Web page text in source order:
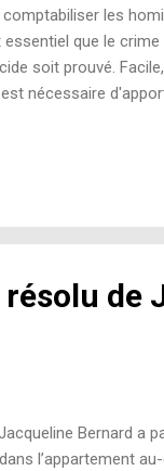
les
que le
soit prouvé.
nécessaire
des
on peut condamner
de
Bernard a
l’appartement